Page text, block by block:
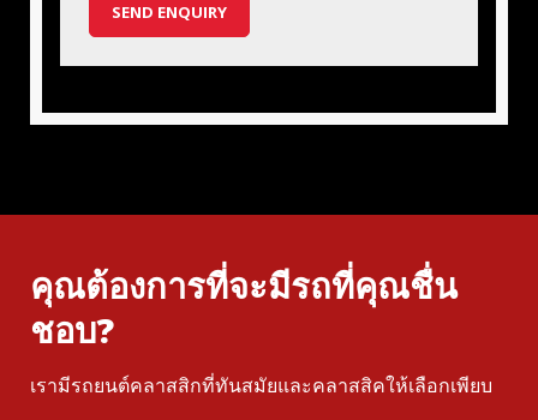
SEND ENQUIRY
คุณต้องการที่จะมีรถที่คุณชื่น
ชอบ?
เรามีรถยนต์คลาสสิกที่ทันสมัยและคลาสสิคให้เลือกเพียบ